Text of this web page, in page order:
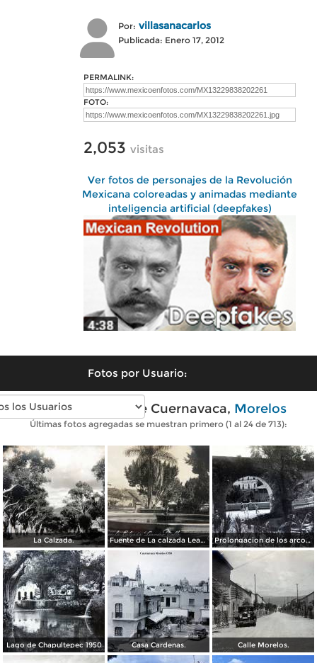
Por: villasanacarlos
Publicada: Enero 17, 2012
PERMALINK:
FOTO:
2,053 visitas
Ver fotos de personajes de la Revolución
Mexicana coloreadas y animadas mediante
inteligencia artificial (deepfakes)
Fotos por Usuario:
Fotos antiguas de Cuernavaca, Morelos
Últimas fotos agregadas se muestran primero (1 al 24 de 713):
La Calzada. Fuente de La calzada Leandro Valle. Prolongacion de los arcos de Guadalupe.
Lago de Chapultepec 1950 Casa Cardenas. Calle Morelos.